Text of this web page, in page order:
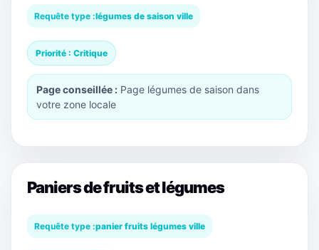
Requête type :légumes de saison ville
Priorité : Critique
Page conseillée : Page légumes de saison dans
votre zone locale
Paniers de fruits et légumes
Requête type :panier fruits légumes ville